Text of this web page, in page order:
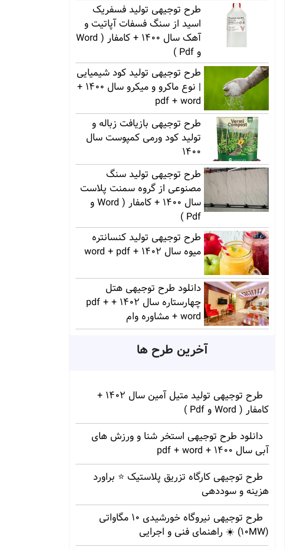
طرح توجیهی تولید فسفریک
اسید از سنگ فسفات آپاتیت و
آهک سال 1400 + کامفار ( Word
و Pdf )
طرح توجیهی تولید کود شیمیایی
| نوع ماکرو و میکرو سال 1400 +
pdf + word
طرح توجیهی بازیافت زباله و
تولید کود ورمی کمپوست سال
1400
طرح توجیهی تولید سنگ
مصنوعی از گروه سمنت پلاست
سال 1400 + کامفار ( Word و
Pdf )
طرح توجیهی تولید کنسانتره
میوه سال 1402 + word + pdf
دانلود طرح توجیهی هتل
چهارستاره سال 1402 + pdf +
word + مشاوره وام
آخرین طرح ها
طرح توجیهی تولید متیل آمین سال 1402 +
کامفار ( Word و Pdf )
دانلود طرح توجیهی استخر شنا و ورزش های
آبی سال 1400 + pdf + word
طرح توجیهی کارگاه تزریق پلاستیک ⭐ براورد
هزینه و سوددهی
طرح توجیهی نیروگاه خورشیدی 10 مگاواتی
(10MW) ☀️ راهنمای فنی و اجرایی